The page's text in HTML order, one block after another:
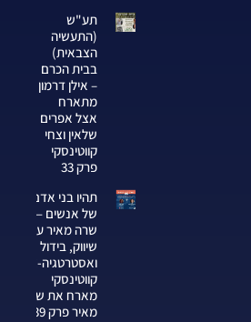
תע"ש
(התעשיה
הצבאית)
בבית הכרם
– אילן דרמון
מתארח
אצל אפרים
שלאין וצחי
קווטינסקי
פרק 33
תהיו בני אדם
של אנשים —
שרה מאיר על
שיווק, בידול
ואסטרטגיה-צחי
קווטינסקי
מארח את שרה
מאיר פרק 339